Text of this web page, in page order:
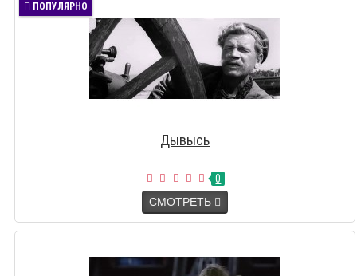
ПОПУЛЯРНО
Дывысь
0
СМОТРЕТЬ